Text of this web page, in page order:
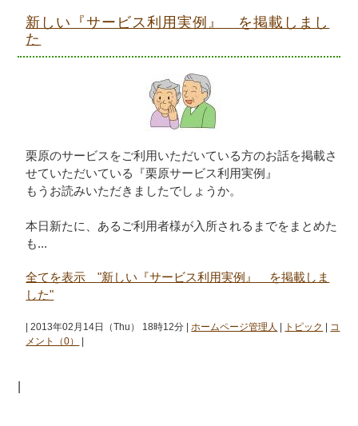
新しい『サービス利用実例』 を掲載しまし
た
栗原のサービスをご利用いただいている方のお話を掲載さ
せていただいている『栗原サービス利用実例』
もうお読みいただきましたでしょうか。
本日新たに、あるご利用者様が入所されるまでをまとめた
も...
全てを表示 "新しい『サービス利用実例』 を掲載しま
した"
| 2013年02月14日（Thu） 18時12分 |ホームページ管理人 トピック
コ
メント（0）